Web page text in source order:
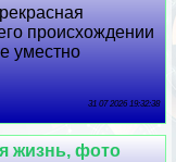
происхождении
уместно
31 07 2026 19:32:38
жизнь, фото